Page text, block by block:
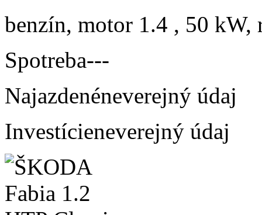
benzín, motor 1.4 , 50 kW,
Spotreba---
Najazdenéneverejný údaj
Investícieneverejný údaj